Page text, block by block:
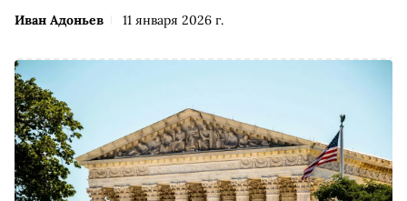
Иван Адоньев 11 января 2026 г.